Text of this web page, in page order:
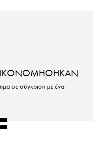
σε σύγκριση με ένα